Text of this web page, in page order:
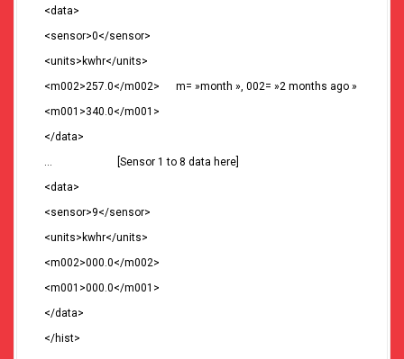
<data>
<sensor>0</sensor>
<units>kwhr</units>
<m002>257.0</m002> m= »month », 002= »2 months ago »
<m001>340.0</m001>
</data>
… [Sensor 1 to 8 data here]
<data>
<sensor>9</sensor>
<units>kwhr</units>
<m002>000.0</m002>
<m001>000.0</m001>
</data>
</hist>